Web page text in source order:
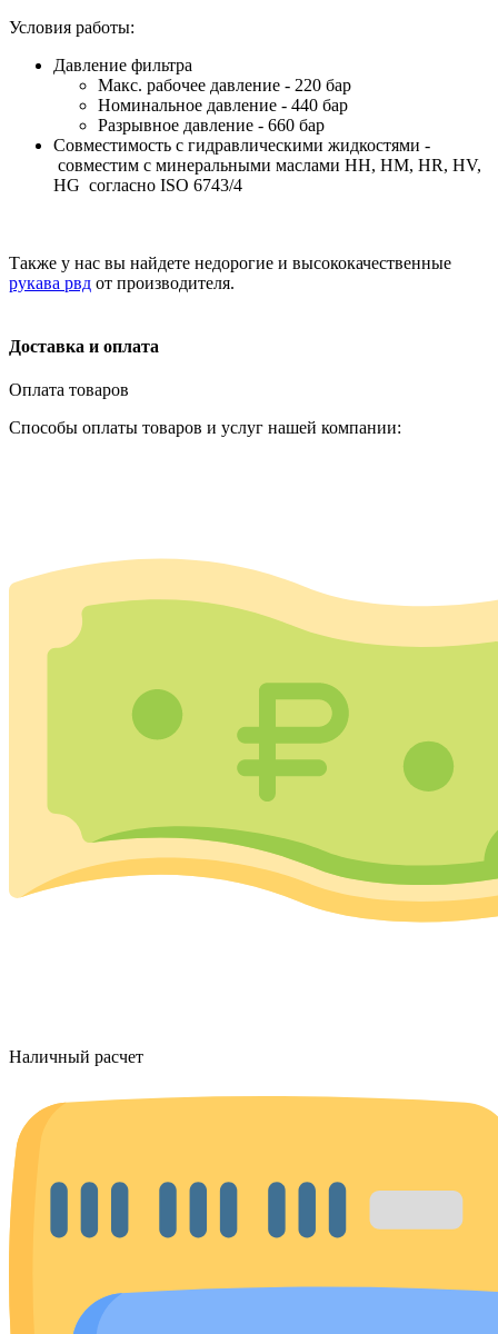
Условия работы:
Давление фильтра
Макс. рабочее давление - 220 бар
Номинальное давление - 440 бар
Разрывное давление - 660 бар
Совместимость с гидравлическими жидкостями -
совместим с минеральными маслами HH, HM, HR, HV,
HG согласно ISO 6743/4
Также у нас вы найдете недорогие и высококачественные
рукава рвд от производителя.
Доставка и оплата
Оплата товаров
Способы оплаты товаров и услуг нашей компании:
Наличный расчет